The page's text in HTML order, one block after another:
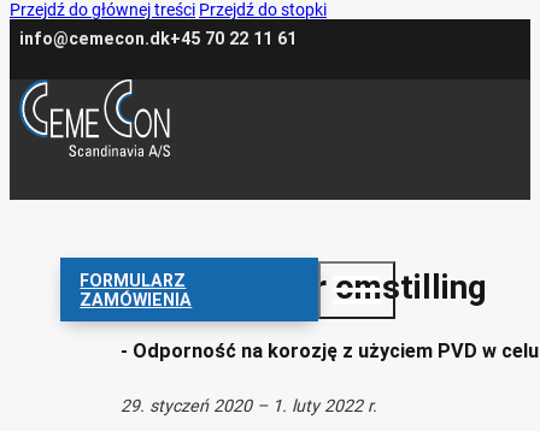
Przejdź do głównej treści Przejdź do stopki
info@cemecon.dk+45 70 22 11 61
FORMULARZ
ZAMÓWIENIA
Grøn cirkulær omstilling
- Odporność na korozję z użyciem PVD w
29. styczeń 2020 – 1. luty 2022 r.